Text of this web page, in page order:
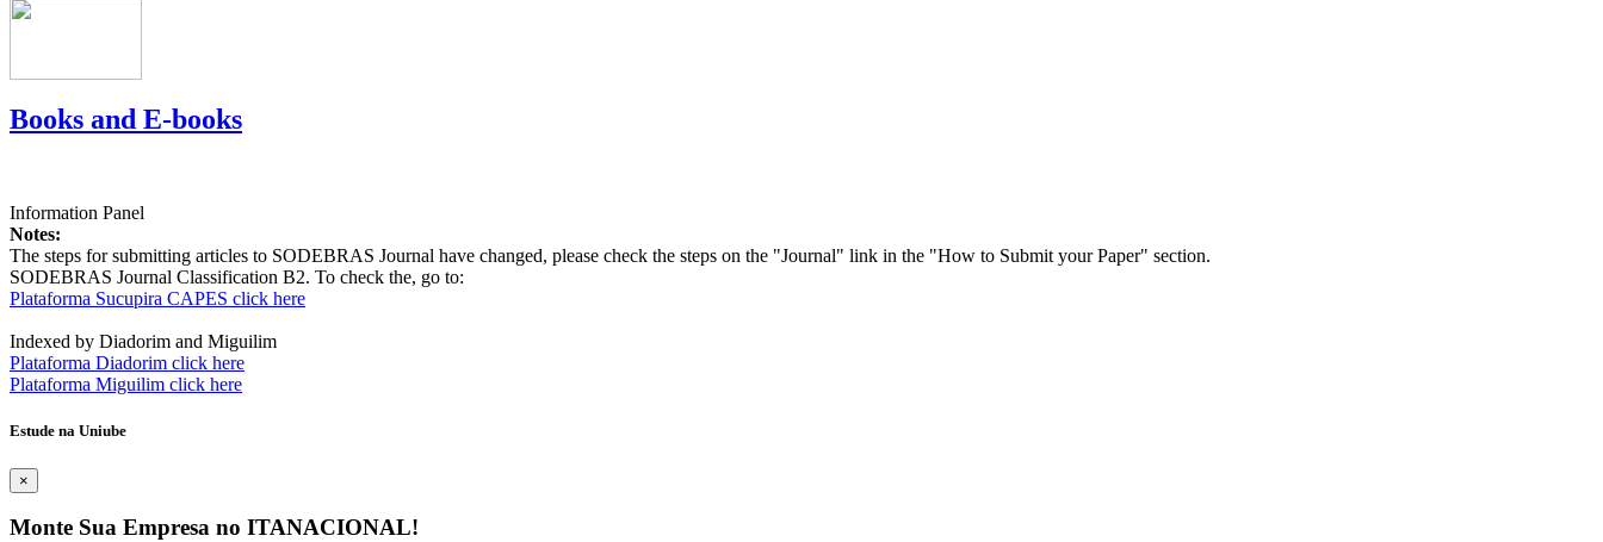
Books and E-books
Information Panel
Notes:
The steps for submitting articles to SODEBRAS Journal have changed, please check the steps on the "Journal" link in the "How to Submit your Paper" section.
SODEBRAS Journal Classification B2. To check the, go to:
Plataforma Sucupira CAPES click here
Indexed by Diadorim and Miguilim
Plataforma Diadorim click here
Plataforma Miguilim click here
Estude na Uniube
×
Monte Sua Empresa no ITANACIONAL!